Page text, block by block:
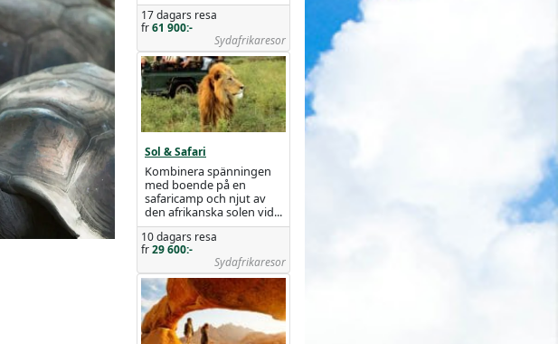
17 dagars resa
fr61 900:-
Sydafrikaresor
Sol & Safari
Kombinera spänningen
med boende på en
safaricamp och njut av
den afrikanska solen vid...
10 dagars resa
fr29 600:-
Sydafrikaresor